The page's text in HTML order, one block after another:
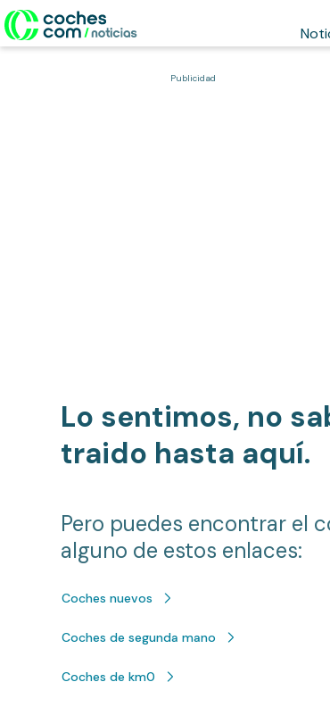
Publicidad
Lo sentimos, no
traido hasta aquí.
Pero puedes encontrar el
alguno de estos enlaces:
Coches nuevos
Coches de segunda mano
Coches de km0